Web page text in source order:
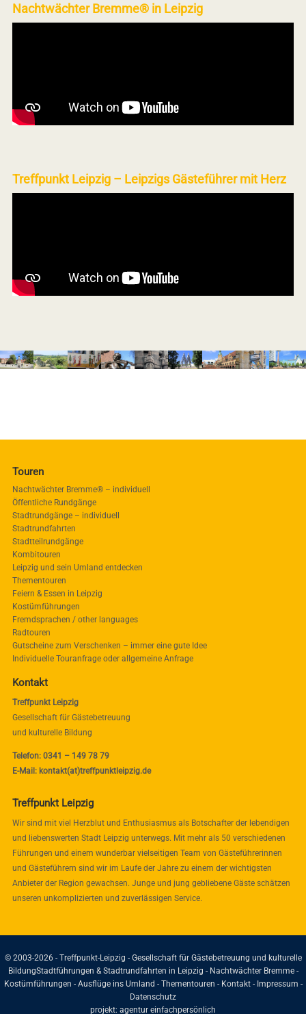
Nachtwächter Bremme® in Leipzig
Treffpunkt Leipzig – Leipzigs Gästeführer mit Herz
Touren
Nachtwächter Bremme® – individuell
Öffentliche Rundgänge
Stadtrundgänge – individuell
Stadtrundfahrten
Stadtteilrundgänge
Kombitouren
Leipzig und sein Umland entdecken
Thementouren
Feiern & Essen in Leipzig
Kostümführungen
Fremdsprachen / other languages
Radtouren
Gutscheine zum Verschenken – immer eine gute Idee
Individuelle Touranfrage oder allgemeine Anfrage
Kontakt
Treffpunkt Leipzig
Gesellschaft für Gästebetreuung
und kulturelle Bildung
Telefon: 0341 – 149 78 79
E-Mail: kontakt(at)treffpunktleipzig.de
Treffpunkt Leipzig
Wir sind mit viel Herzblut und Enthusiasmus als Botschafter der lebendigen
und liebenswerten Stadt Leipzig unterwegs. Mit mehr als 50 verschiedenen
Führungen und einem wunderbar vielseitigen Team von Gästeführerinnen
und Gästeführern sind wir im Laufe der Jahre zu einem der wichtigsten
Anbieter der Region gewachsen. Junge und jung gebliebene Gäste schätzen
unseren unkomplizierten und zuverlässigen Service.
© 2003-2026 - Treffpunkt-Leipzig - Gesellschaft für Gästebetreuung und kulturelle
BildungStadtführungen & Stadtrundfahrten in Leipzig - Nachtwächter Bremme -
Kostümführungen - Ausflüge ins Umland - Thementouren - Kontakt- Impressum -
Datenschutz
projekt: agentur einfachpersönlich